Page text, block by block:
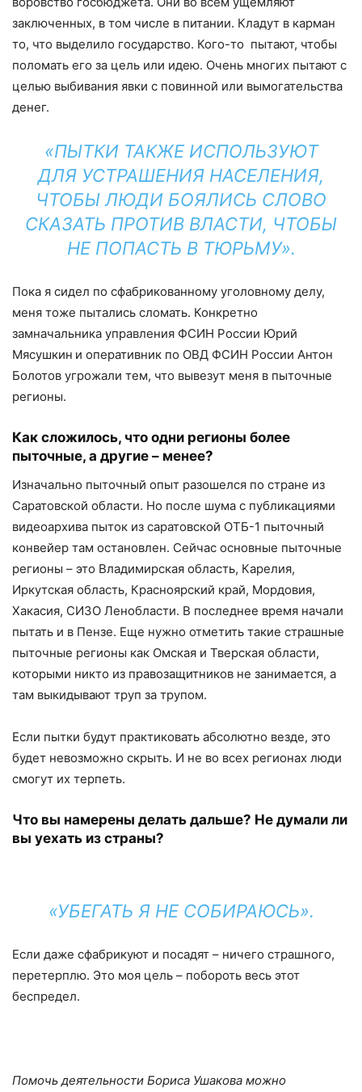
заключенных, в том числе в питании. Кладут в карман
то, что выделило государство. Кого-то пытают, чтобы
поломать его за цель или идею. Очень многих пытают с
целью выбивания явки с повинной или вымогательства
денег.
«ПЫТКИ ТАКЖЕ ИСПОЛЬЗУЮТ
ДЛЯ УСТРАШЕНИЯ НАСЕЛЕНИЯ,
ЧТОБЫ ЛЮДИ БОЯЛИСЬ СЛОВО
СКАЗАТЬ ПРОТИВ ВЛАСТИ, ЧТОБЫ
НЕ ПОПАСТЬ В ТЮРЬМУ».
Пока я сидел по сфабрикованному уголовному делу,
меня тоже пытались сломать. Конкретно
замначальника управления ФСИН России Юрий
Мясушкин и оперативник по ОВД ФСИН России Антон
Болотов угрожали тем, что вывезут меня в пыточные
регионы.
Как сложилось, что одни регионы более
пыточные, а другие – менее?
Изначально пыточный опыт разошелся по стране из
Саратовской области. Но после шума с публикациями
видеоархива пыток из саратовской ОТБ-1 пыточный
конвейер там остановлен. Сейчас основные пыточные
регионы – это Владимирская область, Карелия,
Иркутская область, Красноярский край, Мордовия,
Хакасия, СИЗО Ленобласти. В последнее время начали
пытать и в Пензе. Еще нужно отметить такие страшные
пыточные регионы как Омская и Тверская области,
которыми никто из правозащитников не занимается, а
там выкидывают труп за трупом.
Если пытки будут практиковать абсолютно везде, это
будет невозможно скрыть. И не во всех регионах люди
смогут их терпеть.
Что вы намерены делать дальше? Не думали ли
вы уехать из страны?
«УБЕГАТЬ Я НЕ СОБИРАЮСЬ».
Если даже сфабрикуют и посадят – ничего страшного,
перетерплю. Это моя цель – побороть весь этот
беспредел.
Помочь деятельности Бориса Ушакова можно